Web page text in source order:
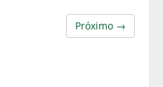
Próximo →